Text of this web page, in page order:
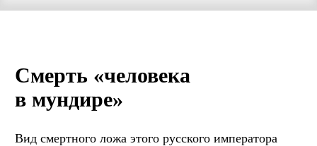
Смерть «человека
в мундире»
Вид смертного ложа этого русского императора